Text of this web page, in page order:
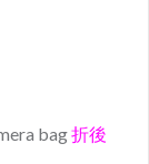
bag折後